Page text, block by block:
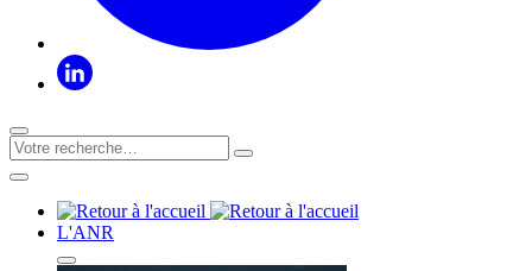
L'ANR